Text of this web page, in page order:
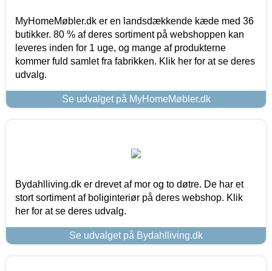
MyHomeMøbler.dk er en landsdækkende kæde med 36
butikker. 80 % af deres sortiment på webshoppen kan
leveres inden for 1 uge, og mange af produkterne
kommer fuld samlet fra fabrikken. Klik her for at se deres
udvalg.
Se udvalget på MyHomeMøbler.dk
Bydahlliving.dk er drevet af mor og to døtre. De har et
stort sortiment af boliginteriør på deres webshop. Klik
her for at se deres udvalg.
Se udvalget på Bydahlliving.dk